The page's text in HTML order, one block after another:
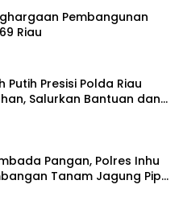
Pembangunan
Riau
Putih Presisi Polda Riau
Salurkan Bantuan dan
Pangan, Polres Inhu
Tanam Jagung Pipil